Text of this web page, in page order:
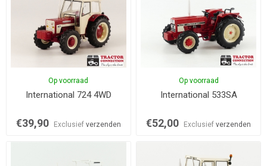
Op voorraad
International 724 4WD
€39,90 Exclusief verzenden
Op voorraad
International 533SA
€52,00 Exclusiefverzenden